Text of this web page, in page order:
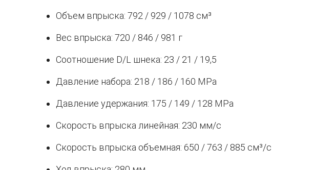
Объем впрыска: 792 / 929 / 1078 см³
Вес впрыска: 720 / 846 / 981 г
Соотношение D/L шнека: 23 / 21 / 19,5
Давление набора: 218 / 186 / 160 MPa
Давление удержания: 175 / 149 / 128 MPa
Скорость впрыска линейная: 230 мм/с
Скорость впрыска объемная: 650 / 763 / 885 см³/с